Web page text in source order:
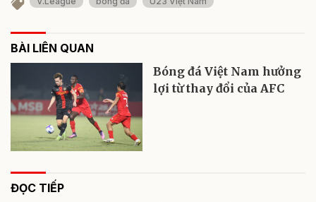
BÀI LIÊN QUAN
Bóng đá Việt Nam hưởng
lợi từ thay đổi của AFC
ĐỌC TIẾP